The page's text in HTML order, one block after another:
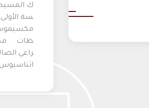
ك
سة
ظات
راعي
اثناسيوس